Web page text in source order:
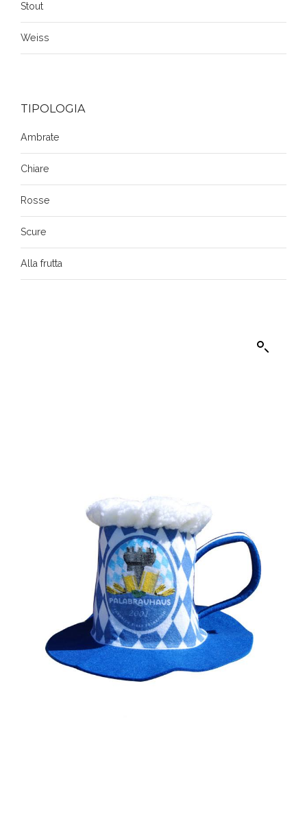
Stout
Weiss
TIPOLOGIA
Ambrate
Chiare
Rosse
Scure
Alla frutta